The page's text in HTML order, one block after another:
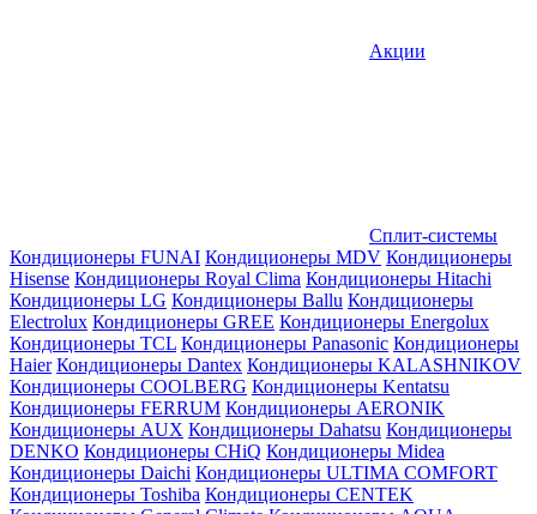
Акции
Сплит-системы
Кондиционеры FUNAI Кондиционеры MDV Кондиционеры
Hisense Кондиционеры Royal Clima Кондиционеры Hitachi
Кондиционеры LG Кондиционеры Ballu Кондиционеры
Electrolux Кондиционеры GREE Кондиционеры Energolux
Кондиционеры TCL Кондиционеры Panasonic Кондиционеры
Haier Кондиционеры Dantex Кондиционеры KALASHNIKOV
Кондиционеры СOOLBERG Кондиционеры Kentatsu
Кондиционеры FERRUM Кондиционеры AERONIK
Кондиционеры AUX Кондиционеры Dahatsu Кондиционеры
DENKO Кондиционеры CHiQ Кондиционеры Midea
Кондиционеры Daichi Кондиционеры ULTIMA COMFORT
Кондиционеры Toshiba Кондиционеры CENTEK